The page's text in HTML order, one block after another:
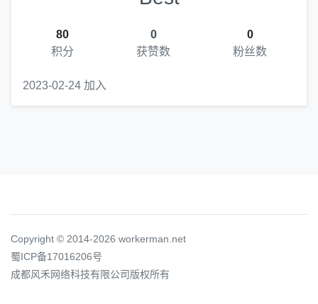
80
积分
0
获赞数
0
粉丝数
2023-02-24 加入
Copyright © 2014-2026 workerman.net
蜀ICP备17016206号
成都风禾网络科技有限公司版权所有